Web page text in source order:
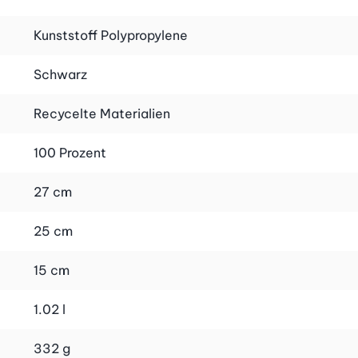
der Mahlzeiten sicher an seinem Platz bleibt.
Kunststoff Polypropylene
Schwarz
Recycelte Materialien
100 Prozent
27 cm
25 cm
15 cm
1.02 l
332 g